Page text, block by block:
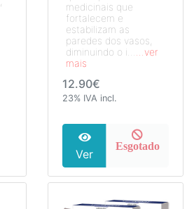
medicinais que
fortalecem e
estabilizam as
paredes dos vasos,
diminuindo o i...
...ver
mais
12.90€
23% IVA incl.
Ver
Esgotado